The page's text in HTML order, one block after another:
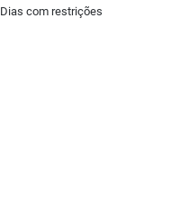
Dias com restrições